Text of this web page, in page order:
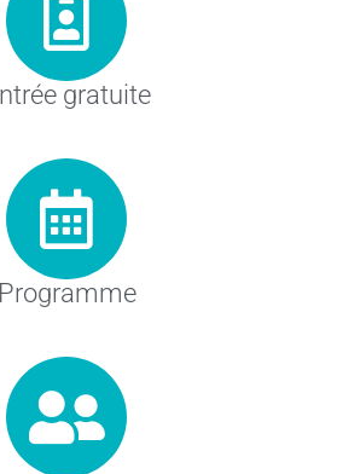
gratuite
Programme